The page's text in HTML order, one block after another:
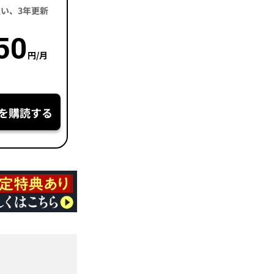
、3年更新
円/月
購読する